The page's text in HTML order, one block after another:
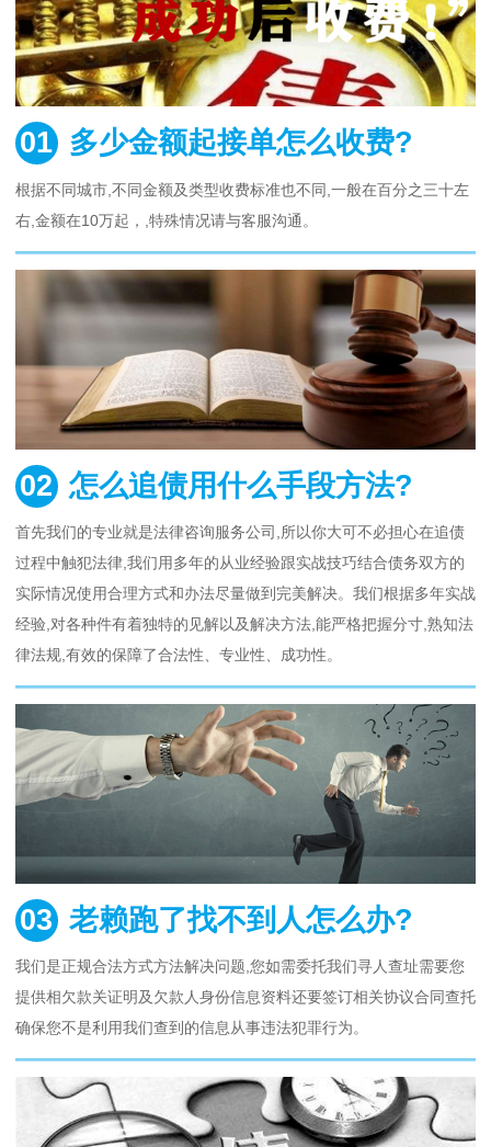
01 多少金额起接单怎么收费?
根据不同城市,不同金额及类型收费标准也不同,一般在百分之三十左
右,金额在10万起，,特殊情况请与客服沟通。
02 怎么追债用什么手段方法?
首先我们的专业就是法律咨询服务公司,所以你大可不必担心在追债
过程中触犯法律,我们用多年的从业经验跟实战技巧结合债务双方的
实际情况使用合理方式和办法尽量做到完美解决。我们根据多年实战
经验,对各种件有着独特的见解以及解决方法,能严格把握分寸,熟知法
律法规,有效的保障了合法性、专业性、成功性。
03 老赖跑了找不到人怎么办?
我们是正规合法方式方法解决问题,您如需委托我们寻人查址需要您
提供相欠款关证明及欠款人身份信息资料还要签订相关协议合同查托
确保您不是利用我们查到的信息从事违法犯罪行为。